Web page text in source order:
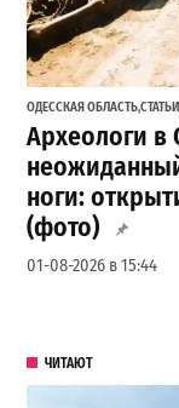
ОДЕССКАЯ ОБЛАСТЬ,СТАТЬИ
Археологи в
ноги:
(фото)
01-08-2026 в 15:44
ЧИТАЮТ